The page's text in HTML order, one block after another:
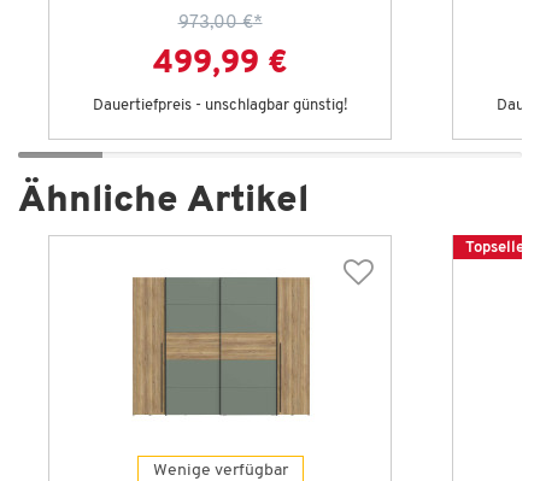
973,00 €*
499,99 €
Dauertiefpreis - unschlagbar günstig!
Ähnliche Artikel
Wenige verfügbar
Topseller